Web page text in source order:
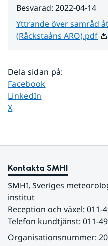
Besvarad: 2022-04-14
Yttrande över samråd
(Råckstaåns ARO).pdf
Dela sidan på:
Dela sidan på
Facebook
Dela sidan på
LinkedIn
Dela sidan på
X
Kontakta SMHI
SMHI, Sveriges
institut
Reception och växel: 011-
Telefon kundtjänst: 011-
Organisationsnummer: